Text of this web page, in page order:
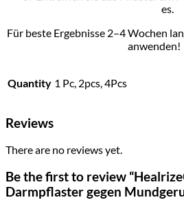
es.
Für beste Ergebnisse 2–4 Wochen
anwenden!
Quantity 1 Pc, 2pcs, 4Pcs
Reviews
There are no reviews yet.
Be the first to review
Darmpflaster gegen